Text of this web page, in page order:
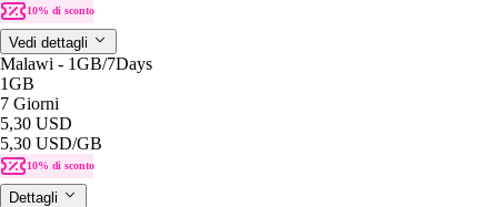
10% di sconto
Vedi dettagli
Malawi - 1GB/7Days
1GB
7 Giorni
5,30 USD
5,30 USD/GB
10% di sconto
Dettagli